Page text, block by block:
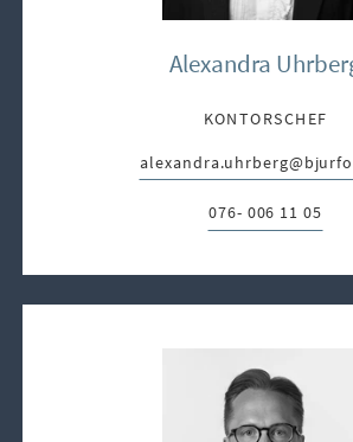
Alexandra
KONTORSCHEF
E-post:
Telefon:
076- 006 11 05